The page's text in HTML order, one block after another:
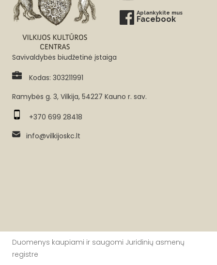
Aplankykite mus
Facebook
Savivaldybės biudžetinė įstaiga
Kodas: 303211991
Ramybės g. 3, Vilkija, 54227 Kauno r. sav.
+370 699 28418
info@vilkijoskc.lt
Duomenys kaupiami ir saugomi Juridinių asmenų
registre